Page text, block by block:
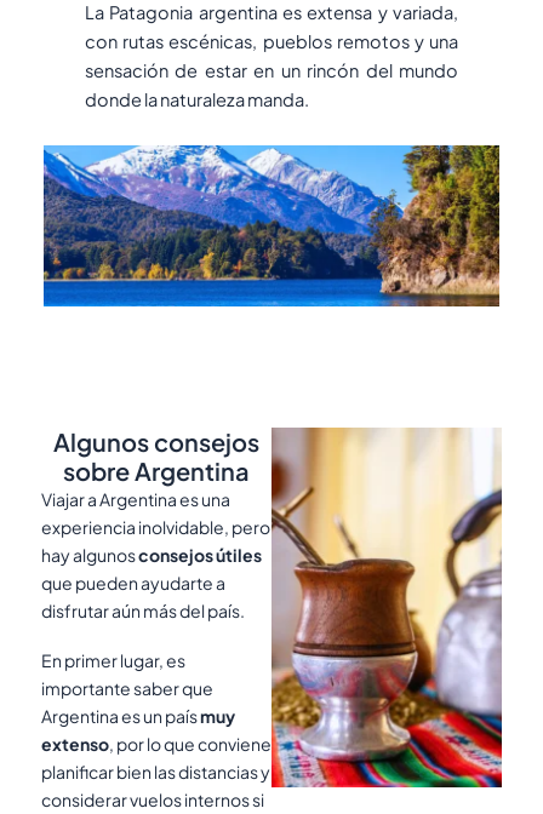
La Patagonia argentina es extensa y variada,
con rutas escénicas, pueblos remotos y una
sensación de estar en un rincón del mundo
donde la naturaleza manda.
Algunos consejos
sobre Argentina
Viajar a Argentina es una
experiencia inolvidable, pero
hay algunosconsejos útiles
que pueden ayudarte a
disfrutar aún más del país.
En primer lugar, es
importante saber que
Argentina es un paísmuy
extenso, por lo que conviene
planificar bien las distancias y
considerar vuelos internos si